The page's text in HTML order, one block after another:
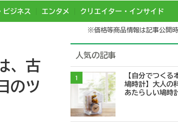
ビジネス エンタメ クリエイター・インサイド
※価格等商品情報は記事公開
、古
のツ
人気の記事
1
【自分でつくる
鳩時計】大人の
あたらしい鳩時